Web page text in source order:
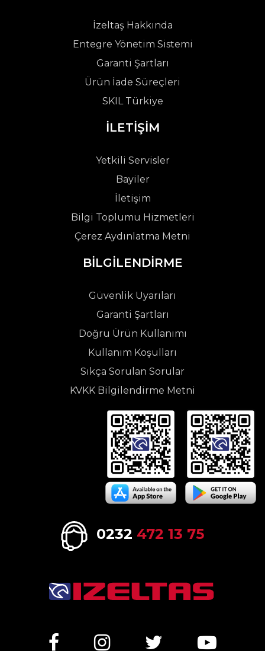
İzeltaş Hakkında
Entegre Yönetim Sistemi
Garanti Şartları
Ürün İade Süreçleri
SKIL Türkiye
İLETİŞİM
Yetkili Servisler
Bayiler
İletişim
Bilgi Toplumu Hizmetleri
Çerez Aydınlatma Metni
BİLGİLENDİRME
Güvenlik Uyarıları
Garanti Şartları
Doğru Ürün Kullanımı
Kullanım Koşulları
Sıkça Sorulan Sorular
KVKK Bilgilendirme Metni
0232 472 13 75